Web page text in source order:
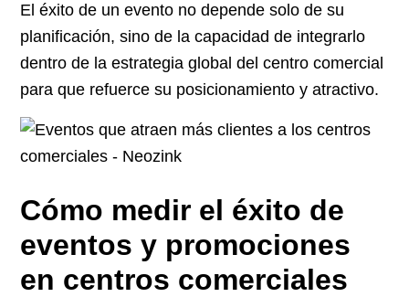
El éxito de un evento no depende solo de su
planificación, sino de la capacidad de integrarlo
dentro de laestrategia global del centro comercial
para que refuerce su posicionamiento y atractivo.
Cómo medir el éxito de
eventos y promociones
en centros comerciales